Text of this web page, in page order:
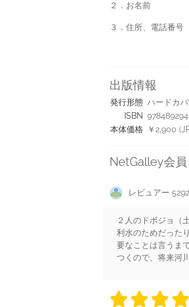
２．お名前
３．住所、電話番号
出版情報
発行形態 ハードカ
ISBN
本体価格
￥2,900
NetGalley会
レビュアー
２人のドボジョ（
利水のためだった
要なことは言うま
つくので、将来河
4 4 4